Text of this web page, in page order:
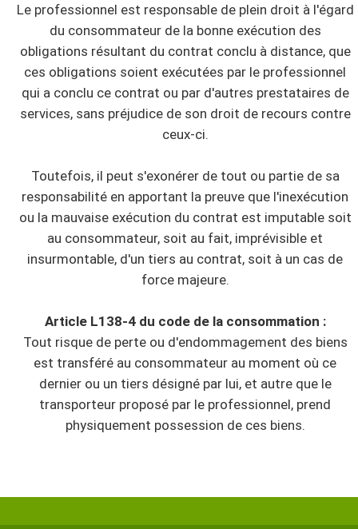
Le professionnel est responsable de plein droit à l'égard
du consommateur de la bonne exécution des
obligations résultant du contrat conclu à distance, que
ces obligations soient exécutées par le professionnel
qui a conclu ce contrat ou par d'autres prestataires de
services, sans préjudice de son droit de recours contre
ceux-ci.
Toutefois, il peut s'exonérer de tout ou partie de sa
responsabilité en apportant la preuve que l'inexécution
ou la mauvaise exécution du contrat est imputable soit
au consommateur, soit au fait, imprévisible et
insurmontable, d'un tiers au contrat, soit à un cas de
force majeure.
Article L138-4 du code de la consommation :
Tout risque de perte ou d'endommagement des biens
est transféré au consommateur au moment où ce
dernier ou un tiers désigné par lui, et autre que le
transporteur proposé par le professionnel, prend
physiquement possession de ces biens.